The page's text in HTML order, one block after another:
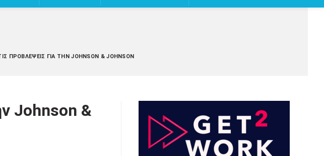
ΠΡΟΒΛΈΨΕΙΣ ΓΙΑ ΤΗΝ JOHNSON & JOHNSON
Johnson &